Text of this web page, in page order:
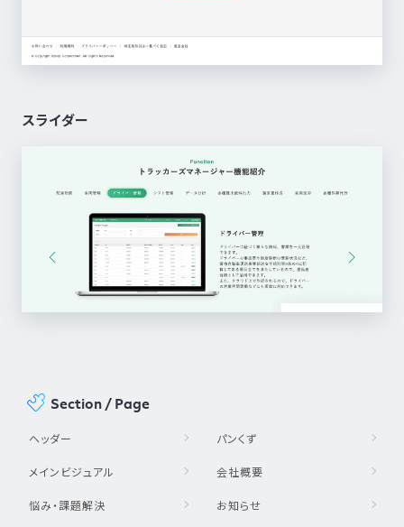
Section / Page
ヘッダー
メインビジュアル
悩み・課題解決
パンくず
会社概要
お知らせ
スライダー